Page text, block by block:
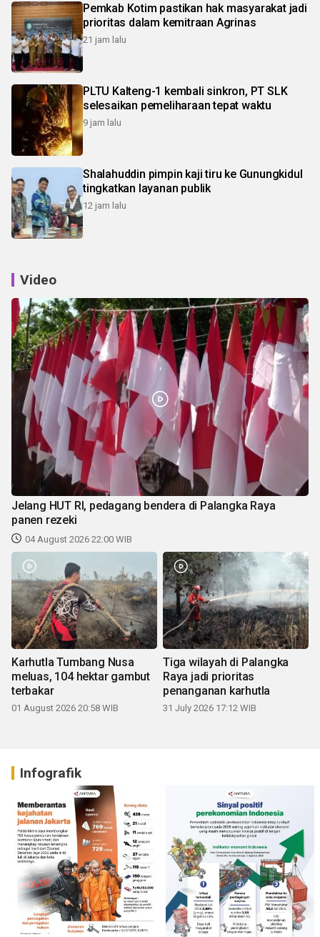
Pemkab Kotim pastikan hak masyarakat jadi
prioritas dalam kemitraan Agrinas
21 jam lalu
PLTU Kalteng-1 kembali sinkron, PT SLK
selesaikan pemeliharaan tepat waktu
9 jam lalu
Shalahuddin pimpin kaji tiru ke Gunungkidul
tingkatkan layanan publik
12 jam lalu
Video
Jelang HUT RI, pedagang bendera di Palangka Raya
panen rezeki
04 August 2026 22:00 WIB
Karhutla Tumbang Nusa
meluas, 104 hektar gambut
terbakar
01 August 2026 20:58 WIB
Tiga wilayah di Palangka
Raya jadi prioritas
penanganan karhutla
31 July 2026 17:12 WIB
Infografik